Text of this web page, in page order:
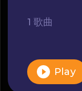
1 歌曲
Play